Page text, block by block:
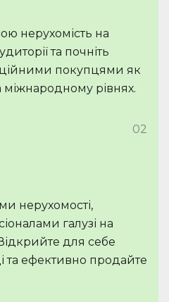
нерухомість на
та почніть
покупцями як
міжнародному рівнях.
02
нерухомості,
галузі на
для себе
та ефективно продайте